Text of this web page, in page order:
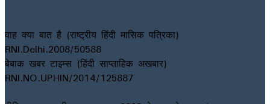
वाह क्या बात है (राष्ट्रीय हिंदी मासिक पत्रिका)
RNI.Delhi.2008/50588
बेबाक खबर टाइम्स (हिंदी साप्ताहिक अखबार)
RNI.NO.UPHIN/2014/125887